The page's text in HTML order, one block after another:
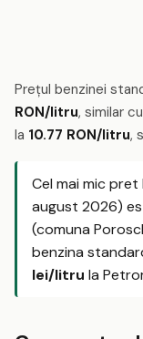
Prețul benzinei
RON/litru, similar
la 10.77 RON/litru,
Cel mai mic
august 2026)
(comuna
benzina
lei/litru la